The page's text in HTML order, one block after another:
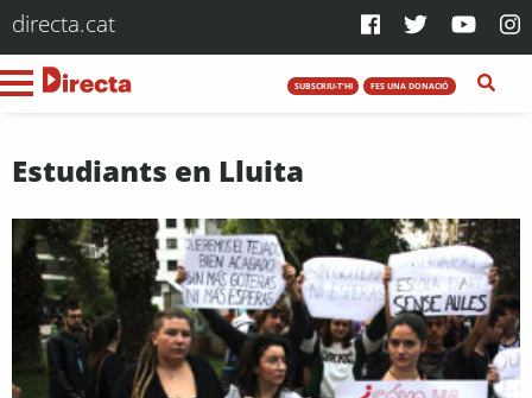
directa.cat
SUBSCRIU-T'HI FES UNA DONACIÓ
Estudiants en Lluita